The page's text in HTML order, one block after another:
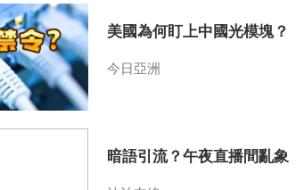
美國為何盯上中國光模塊？
今日亞洲
暗語引流？午夜直播間亂象